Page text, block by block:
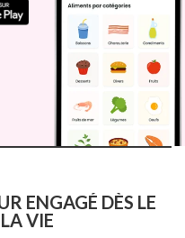
ENGAGÉ DÈS LE
VIE